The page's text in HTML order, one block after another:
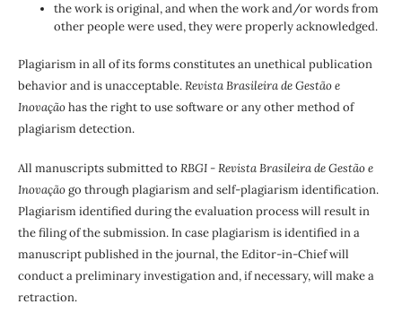
the work is original, and when the work and/or words from
other people were used, they were properly acknowledged.
Plagiarism in all of its forms constitutes an unethical publication
behavior and is unacceptable.Revista Brasileira de Gestão e
Inovaçãohas the right to use software or any other method of
plagiarism detection.
All manuscripts submitted to RBGI - Revista Brasileira de Gestão e
Inovaçãogo through plagiarism and self-plagiarism identification.
Plagiarism identified during the evaluation process will result in
the filing of the submission. In case plagiarism is identified in a
manuscript published in the journal, the Editor-in-Chief will
conduct a preliminary investigation and, if necessary, will make a
retraction.